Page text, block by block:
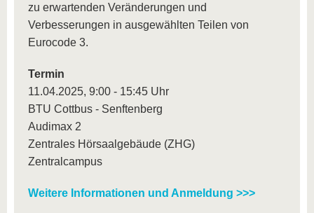
zu erwartenden Veränderungen und
Verbesserungen in ausgewählten Teilen von
Eurocode 3.
Termin
11.04.2025, 9:00 - 15:45 Uhr
BTU Cottbus - Senftenberg
Audimax 2
Zentrales Hörsaalgebäude (ZHG)
Zentralcampus
Weitere Informationen und Anmeldung >>>